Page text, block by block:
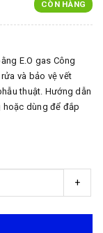
CÒN HÀNG
E.O gas Công
và bảo vệ vết
thuật. Hướng dẫn
hoặc dùng để đắp
+